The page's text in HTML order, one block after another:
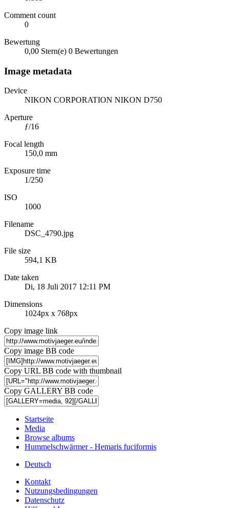
Comment count
0
Bewertung
0,00 Stern(e) 0 Bewertungen
Image metadata
Device
NIKON CORPORATION NIKON D750
Aperture
ƒ/16
Focal length
150,0 mm
Exposure time
1/250
ISO
1000
Filename
DSC_4790.jpg
File size
594,1 KB
Date taken
Di, 18 Juli 2017 12:11 PM
Dimensions
1024px x 768px
Copy image link
Copy image BB code
Copy URL BB code with thumbnail
Copy GALLERY BB code
Startseite
Media
Browse albums
Hummelschwärmer - Hemaris fuciformis
Deutsch
Kontakt
Nutzungsbedingungen
Datenschutz